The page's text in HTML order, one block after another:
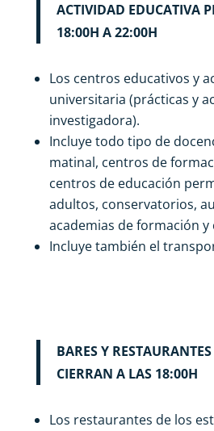
ACTIVIDAD EDUCATIVA
18:00H A 22:00H
Los centros educativos y
universitaria (prácticas y
investigadora).
Incluye todo tipo de
matinal, centros de
centros de educación
adultos, conservatorios,
academias de formación y
Incluye también el
BARES Y
CIERRAN A LAS 18:00H
Los restaurantes de los